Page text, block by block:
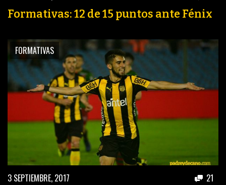
EDITORIALES
Formativas: 12 de 15 puntos ante Fénix
FORMATIVAS
3 SEPTIEMBRE, 2017 21